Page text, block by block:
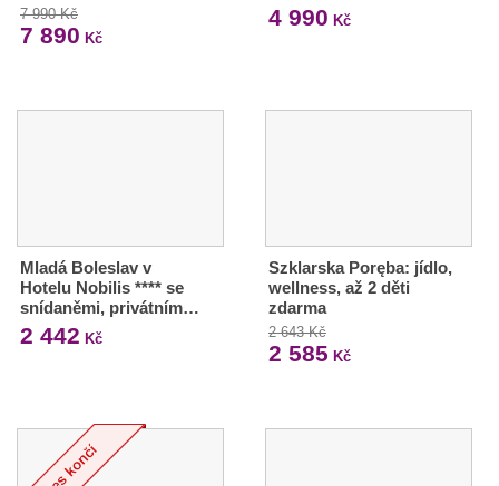
7 990 Kč
7 890 Kč
4 990 Kč
Mladá Boleslav v
Hotelu Nobilis **** se
snídaněmi, privátním…
2 442 Kč
Szklarska Poręba: jídlo,
wellness, až 2 děti
zdarma
2 643 Kč
2 585 Kč